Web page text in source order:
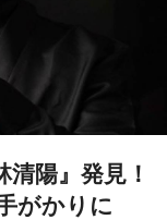
陽』発見！
がかりに